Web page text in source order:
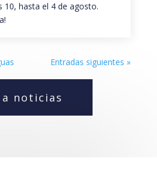
10, hasta el 4 de agosto.
Entradas siguientes »
noticias